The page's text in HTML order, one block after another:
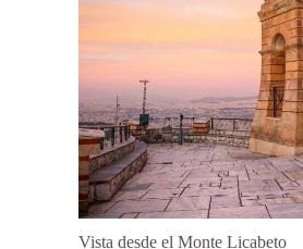
Vista desde el Monte Licabeto